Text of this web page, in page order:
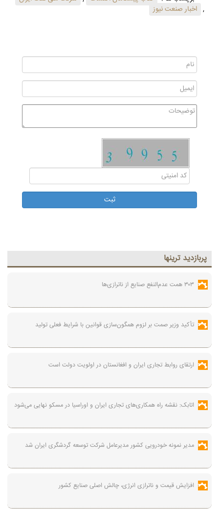
, اخبار صنعت نیوز
پربازديد ترينها
۳۰۳ همت عدم‌النفع صنایع از ناترازی‌ها
تأکید وزیر صمت بر لزوم همگون‌سازی قوانین با شرایط فعلی تولید
ارتقای روابط تجاری ایران و افغانستان در اولویت دولت است
اتابک: نقشه راه همکاری‌های تجاری ایران و اوراسیا در مسکو نهایی می‌شود
مدیر نمونه خودرویی کشور مدیرعامل شرکت توسعه گردشگری ایران شد
افزایش قیمت و ناترازی انرژی، چالش اصلی صنایع کشور